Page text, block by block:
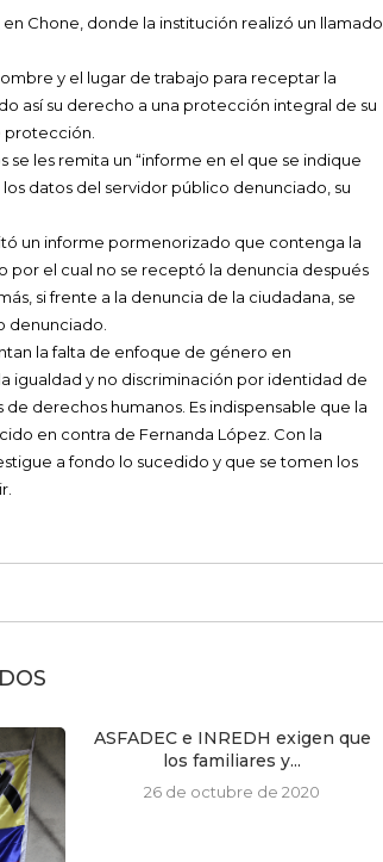
Chone, donde la institución realizó un llamado
y el lugar de trabajo para receptar la
así su derecho a una protección integral de su
protección.
les remita un “informe en el que se indique
datos del servidor público denunciado, su
un informe pormenorizado que contenga la
por el cual no se receptó la denuncia después
si frente a la denuncia de la ciudadana, se
denunciado.
la falta de enfoque de género en
igualdad y no discriminación por identidad de
derechos humanos. Es indispensable que la
en contra de Fernanda López. Con la
a fondo lo sucedido y que se tomen los
que